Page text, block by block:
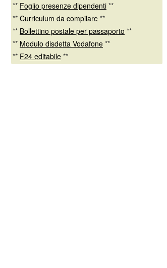
** Foglio presenze dipendenti **
** Curriculum da compilare **
** Bollettino postale per passaporto **
** Modulo disdetta Vodafone **
** F24 editabile **